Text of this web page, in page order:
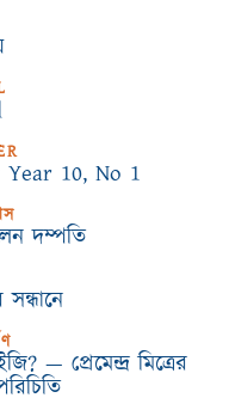
10, No 1
দম্পতি
— প্রেমেন্দ্র মিত্রের